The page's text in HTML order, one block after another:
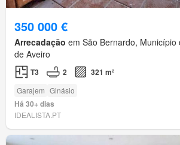
350 000 €
Arrecadação em São Bernardo, Município
de Aveiro
T3 2 321 m²
Garajem Ginásio
Há 30+ dias
IDEALISTA.PT